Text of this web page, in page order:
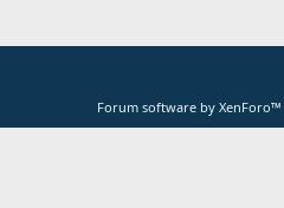
Forum software by XenForo™